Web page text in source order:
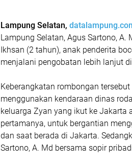
Lampung Selatan,
Lampung Selatan, Agus Sartono,
Ikhsan (2 tahun), anak penderita
menjalani pengobatan lebih lanjut
Keberangkatan rombongan
menggunakan kendaraan dinas
keluarga Zyan yang ikut ke Jakarta
pertamanya, untuk bergantian
dan saat berada di Jakarta.
Sartono, A. Md bersama sopir